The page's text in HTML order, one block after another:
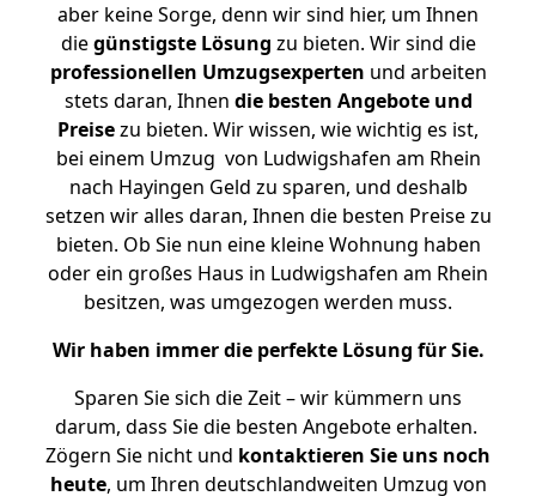
aber keine Sorge, denn wir sind hier, um Ihnen
diegünstigste Lösung zu bieten. Wir sind die
professionellen Umzugsexperten und arbeiten
stets daran, Ihnen die besten Angebote und
Preisezu bieten. Wir wissen, wie wichtig es ist,
bei einem Umzug von Ludwigshafen am Rhein
nach Hayingen Geld zu sparen, und deshalb
setzen wir alles daran, Ihnen die besten Preise zu
bieten. Ob Sie nun eine kleine Wohnung haben
oder ein großes Haus in Ludwigshafen am Rhein
besitzen, was umgezogen werden muss.
Wir haben immer die perfekte Lösung für Sie.
Sparen Sie sich die Zeit – wir kümmern uns
darum, dass Sie die besten Angebote erhalten.
Zögern Sie nicht und kontaktieren Sie uns noch
heute, um Ihren deutschlandweiten Umzug von